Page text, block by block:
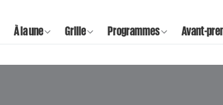
À la une Grille Programmes Avant-